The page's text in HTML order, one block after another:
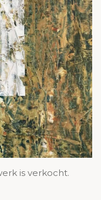
is verkocht.